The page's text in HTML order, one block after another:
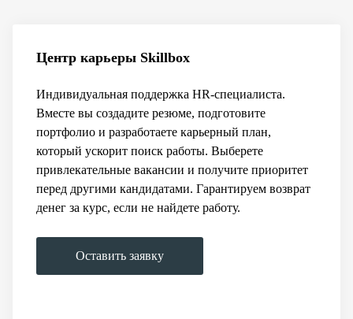
Центр карьеры Skillbox
Индивидуальная поддержка HR-специалиста.
Вместе вы создадите резюме, подготовите
портфолио и разработаете карьерный план,
который ускорит поиск работы. Выберете
привлекательные вакансии и получите приоритет
перед другими кандидатами. Гарантируем возврат
денег за курс, если не найдете работу.
Оставить заявку